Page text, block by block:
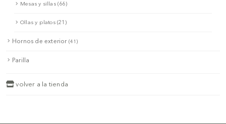
Mesas y sillas (66)
Ollas y platos (21)
Hornos de exterior (41)
Parilla
volver a la tienda